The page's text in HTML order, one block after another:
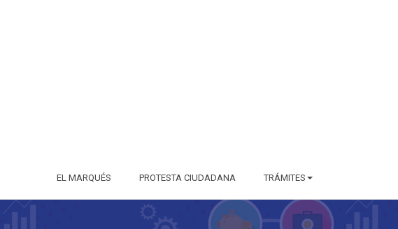
EL MARQUÉS PROTESTA CIUDADANA TRÁMITES